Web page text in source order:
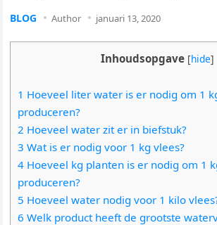
BLOG Author januari 13, 2020
Inhoudsopgave [hide]
1 Hoeveel liter water is er nodig om 1
produceren?
2 Hoeveel water zit er in biefstuk?
3 Wat is er nodig voor 1 kg vlees?
4 Hoeveel kg planten is er nodig om 1
produceren?
5 Hoeveel water nodig voor 1 kilo
6 Welk product heeft de grootste